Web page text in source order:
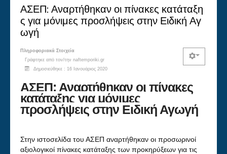
ΑΣΕΠ: Αναρτήθηκαν οι πίνακες κατάταξη
ς για μόνιμες προσλήψεις στην Ειδική Αγ
ωγή
Πληροφοριακά Στοιχεία
Γράφτηκε από τον/την naftemporiki.gr
Δημοσιεύθηκε : 16 Ιανουάριος 2020
ΑΣΕΠ: Αναρτήθηκαν οι πίνακες
κατάταξης για μόνιμες
προσλήψεις στην Ειδική Αγωγή
Στην ιστοσελίδα του ΑΣΕΠ αναρτήθηκαν οι προσωρινοί
αξιολογικοί πίνακες κατάταξης των προκηρύξεων για τις